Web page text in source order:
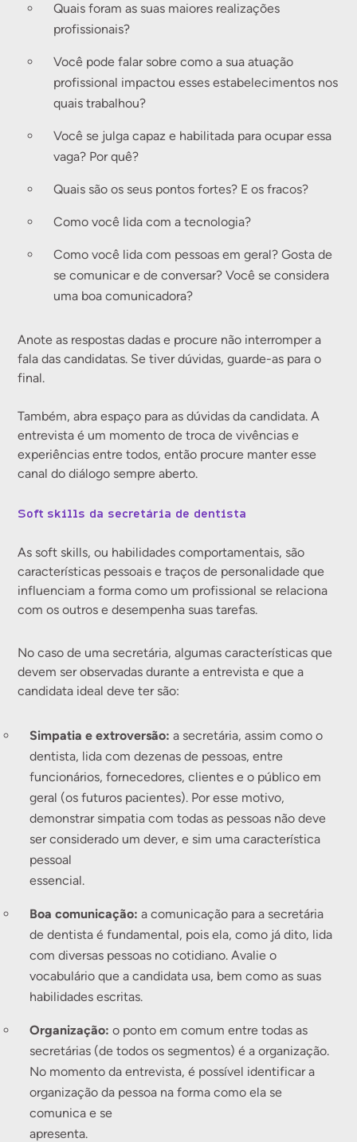
Quais foram as suas maiores realizações
profissionais?
Você pode falar sobre como a sua atuação
profissional impactou esses estabelecimentos nos
quais trabalhou?
Você se julga capaz e habilitada para ocupar essa
vaga? Por quê?
Quais são os seus pontos fortes? E os fracos?
Como você lida com a tecnologia?
Como você lida com pessoas em geral? Gosta de
se comunicar e de conversar? Você se considera
uma boa comunicadora?
Anote as respostas dadas e procure não interromper a
fala das candidatas. Se tiver dúvidas, guarde-as para o
final.
Também, abra espaço para as dúvidas da candidata. A
entrevista é um momento de troca de vivências e
experiências entre todos, então procure manter esse
canal do diálogo sempre aberto.
Soft skills da secretária de dentista
As soft skills, ou habilidades comportamentais, são
características pessoais e traços de personalidade que
influenciam a forma como um profissional se relaciona
com os outros e desempenha suas tarefas.
No caso de uma secretária, algumas características que
devem ser observadas durante a entrevista e que a
candidata ideal deve ter são:
Simpatia e extroversão: a secretária, assim como o
dentista, lida com dezenas de pessoas, entre
funcionários, fornecedores, clientes e o público em
geral (os futuros pacientes). Por esse motivo,
demonstrar simpatia com todas as pessoas não deve
ser considerado um dever, e sim uma característica
pessoal
Boa comunicação: a comunicação para a secretária
de dentista é fundamental, pois ela, como já dito, lida
com diversas pessoas no cotidiano. Avalie o
vocabulário que a candidata usa, bem como as suas
habilidades escritas.
Organização: o ponto em comum entre todas as
secretárias (de todos os segmentos) é a organização.
No momento da entrevista, é possível identificar a
organização da pessoa na forma como ela se
comunica e se